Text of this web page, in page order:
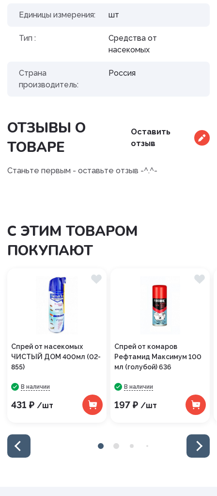
Единицы измерения: шт
Тип :
Средства от
насекомых
Страна
производитель:
Россия
ОТЗЫВЫ О
ТОВАРЕ
Оставить
отзыв
Станьте первым - оставьте отзыв -^.^-
С ЭТИМ ТОВАРОМ
ПОКУПАЮТ
Спрей от насекомых
ЧИСТЫЙ ДОМ 400мл (02-
855)
В наличии
431 ₽ /шт
Спрей от комаров
Рефтамид Максимум 100
мл (голубой) 636
В наличии
197 ₽ /шт